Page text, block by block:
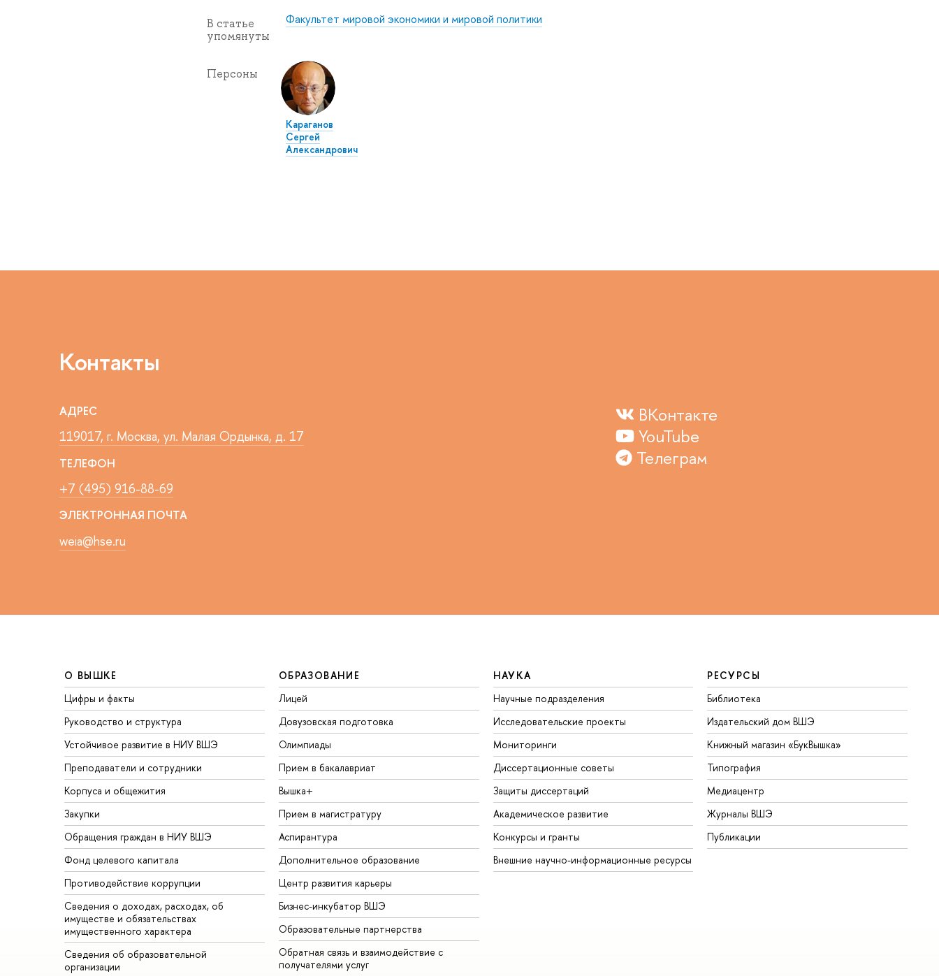
В статье
упомянуты
Факультет мировой экономики и мировой политики
Персоны
Караганов
Сергей
Александрович
Контакты
АДРЕС
119017, г. Москва, ул. Малая Ордынка, д. 17
ТЕЛЕФОН
+7 (495) 916-88-69
ЭЛЕКТРОННАЯ ПОЧТА
weia@hse.ru
ВКонтакте
YouTube
Телеграм
О ВЫШКЕ
Цифры и факты
Руководство и структура
Устойчивое развитие в НИУ ВШЭ
Преподаватели и сотрудники
Корпуса и общежития
Закупки
Обращения граждан в НИУ ВШЭ
Фонд целевого капитала
Противодействие коррупции
Сведения о доходах, расходах, об
имуществе и обязательствах
имущественного характера
Сведения об образовательной
организации
ОБРАЗОВАНИЕ
Лицей
Довузовская подготовка
Олимпиады
Прием в бакалавриат
Вышка+
Прием в магистратуру
Аспирантура
Дополнительное образование
Центр развития карьеры
Бизнес-инкубатор ВШЭ
Образовательные партнерства
Обратная связь и взаимодействие с
получателями услуг
НАУКА
Научные подразделения
Исследовательские проекты
Мониторинги
Диссертационные советы
Защиты диссертаций
Академическое развитие
Конкурсы и гранты
Внешние научно-информационные ресурсы
РЕСУРСЫ
Библиотека
Издательский дом ВШЭ
Книжный магазин «БукВышка»
Типография
Медиацентр
Журналы ВШЭ
Публикации